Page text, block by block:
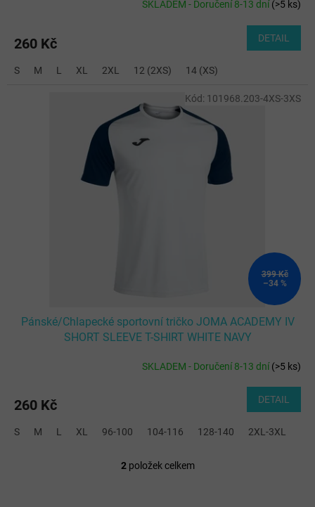
SKLADEM - Doručení 8-13 dní(>5 ks)
260 Kč DETAIL
S M L XL 2XL 12 (2XS) 14 (XS)
399 Kč
–34 %
Pánské/Chlapecké sportovní tričko JOMA ACADEMY IV
SHORT SLEEVE T-SHIRT WHITE NAVY
SKLADEM - Doručení 8-13 dní(>5 ks)
260 Kč DETAIL
S M L XL 96-100 104-116 128-140 2XL-3XL
Kód: 101968.203-4XS-3XS
O
2položek celkem